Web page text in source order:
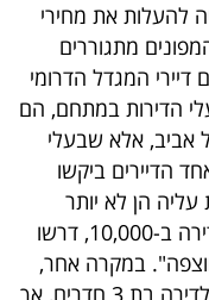
להעלות את מחירי
מתגוררים
המגדל הדרומי
הדירות במתחם, הם
אביב, אלא שבעלי
הדיירים ביקשו
עליה הן לא יותר
מ-10,000 שקל, מדייר אחר, ששוכר דירה ב-10,000, דרשו
חוצפה". במקרה אחר,
ברחוב גרוזנברג, דרשו 18 אלף שקל לדירה בת 3 חדרים, אך